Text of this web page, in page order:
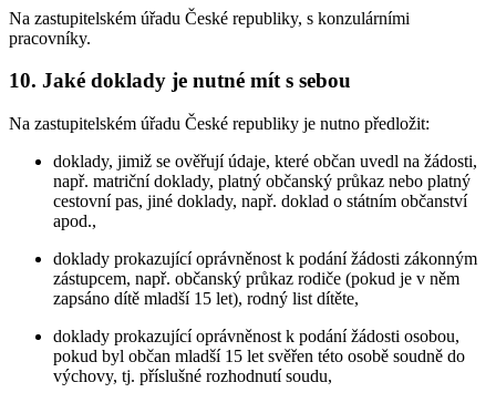
Na zastupitelském úřadu České republiky, s konzulárními
pracovníky.
10. Jaké doklady je nutné mít s sebou
Na zastupitelském úřadu České republiky je nutno předložit:
doklady, jimiž se ověřují údaje, které občan uvedl na žádosti,
např. matriční doklady, platný občanský průkaz nebo platný
cestovní pas, jiné doklady, např. doklad o státním občanství
apod.,
doklady prokazující oprávněnost k podání žádosti zákonným
zástupcem, např. občanský průkaz rodiče (pokud je v něm
zapsáno dítě mladší 15 let), rodný list dítěte,
doklady prokazující oprávněnost k podání žádosti osobou,
pokud byl občan mladší 15 let svěřen této osobě soudně do
výchovy, tj. příslušné rozhodnutí soudu,